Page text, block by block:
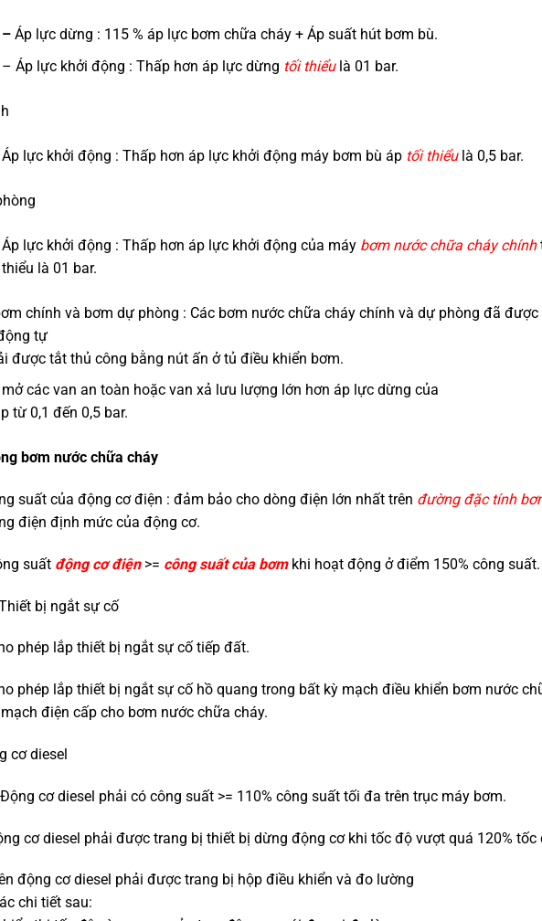
– Áp lực dừng : 115 % áp lực bơm chữa cháy + Áp suất hút bơm bù.
– Áp lực khởi động : Thấp hơn áp lực dừng tối thiểulà 01 bar.
Áp lực khởi động : Thấp hơn áp lực khởi động máy bơm bù áp tối thiểu là 0,5 bar.
Áp lực khởi động : Thấp hơn áp lực khởi động của máy bơm nước chữa cháy chính
thiểu là 01 bar.
chính và bơm dự phòng : Các bơm nước chữa cháy chính và dự phòng đã được
tự
được tắt thủ công bằng nút ấn ở tủ điều khiển bơm.
các van an toàn hoặc van xả lưu lượng lớn hơn áp lực dừng của
từ 0,1 đến 0,5 bar.
bơm nước chữa cháy
suất của động cơ điện : đảm bảo cho dòng điện lớn nhất trên đường đặc tính
điện định mức của động cơ.
suất động cơ điện>= công suất của bơmkhi hoạt động ở điểm 150% công suất.
bị ngắt sự cố
phép lắp thiết bị ngắt sự cố tiếp đất.
phép lắp thiết bị ngắt sự cố hồ quang trong bất kỳ mạch điều khiển bơm nước
điện cấp cho bơm nước chữa cháy.
cơ diesel
Động cơ diesel phải có công suất >= 110% công suất tối đa trên trục máy bơm.
cơ diesel phải được trang bị thiết bị dừng động cơ khi tốc độ vượt quá 120% tốc
động cơ diesel phải được trang bị hộp điều khiển và đo lường
chi tiết sau: